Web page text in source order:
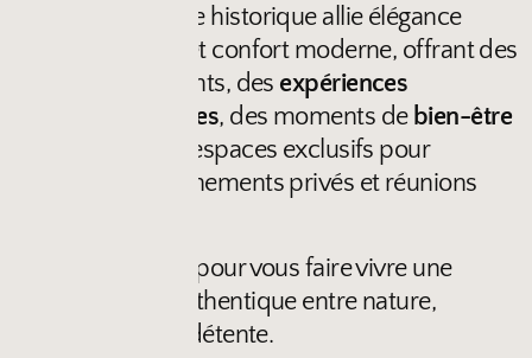
Cette demeure historique allie élégance
intemporelle et confort moderne, offrant des
séjours relaxants, des expériences
gastronomiques, des moments de bien-être
ainsi que des espaces exclusifs pour
, événements privés et réunions
Un lieu pensé pour vous faire vivre une
expérience authentique entre nature,
hospitalité et détente.